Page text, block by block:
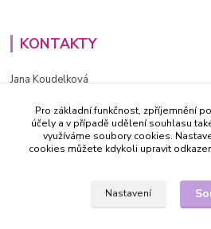
KONTAKTY
Jana Koudelková
PO - PÁ (8-16h)
info@decida.cz
Pro základní funkčnost, zpříjemnění
účely a v případě udělení souhlasu
využíváme soubory cookies.
cookies můžete kdykoli upravit
Nastavení